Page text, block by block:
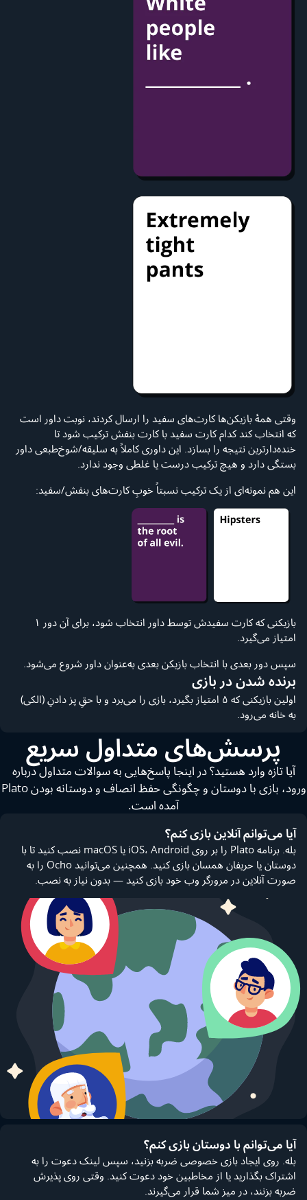
وقتی همهٔ بازیکن‌ها کارت‌های سفید را ارسال کردند، نوبت داور است
که انتخاب کند کدام کارت سفید با کارت بنفش ترکیب شود تا
خنده‌دارترین نتیجه را بسازد. این داوری کاملاً به سلیقه/شوخ‌طبعی داور
بستگی دارد و هیچ ترکیب درست یا غلطی وجود ندارد.
این هم نمونه‌ای از یک ترکیب نسبتاً خوبِ کارت‌های بنفش/سفید:
بازیکنی که کارت سفیدش توسط داور انتخاب شود، برای آن دور ۱
امتیاز می‌گیرد.
سپس دور بعدی با انتخاب بازیکن بعدی به‌عنوان داور شروع می‌شود.
برنده شدن در بازی
اولین بازیکنی که ۵ امتیاز بگیرد، بازی را می‌برد و با حقِ پز دادنِ (الکی)
به خانه می‌رود.
پرسش‌های متداول سریع
آیا تازه وارد هستید؟ در اینجا پاسخ‌هایی به سوالات متداول درباره
ورود، بازی با دوستان و چگونگی حفظ انصاف و دوستانه بودن Plato
آمده است.
آیا می‌توانم آنلاین بازی کنم؟
بله. برنامه Plato را بر روی iOS، Android یا macOS نصب کنید تا با
دوستان یا حریفان همسان بازی کنید. همچنین می‌توانید Ocho را به
صورت آنلاین در مرورگر وب خود بازی کنید — بدون نیاز به نصب.
آیا می‌توانم با دوستان بازی کنم؟
بله. روی ایجاد بازی خصوصی ضربه بزنید، سپس لینک دعوت را به
اشتراک بگذارید یا از مخاطبین خود دعوت کنید. وقتی روی پذیرش
ضربه بزنند، در میز شما قرار می‌گیرند.